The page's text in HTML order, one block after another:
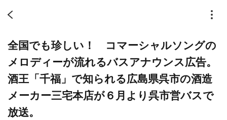
全国でも珍しい！ コマーシャルソングの
メロディーが流れるバスアナウンス広告。
酒王「千福」で知られる広島県呉市の酒造
メーカー三宅本店が６月より呉市営バスで
放送。